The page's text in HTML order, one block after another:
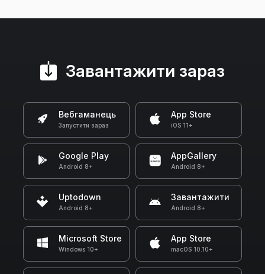
Завантажити зараз
Вебгаманець
Запустити зараз
App Store
iOS 11+
Google Play
Android 8+
AppGallery
Android 8+
Uptodown
Android 8+
Завантажити
Android 8+
Microsoft Store
Windows 10+
App Store
macOS 10.10+